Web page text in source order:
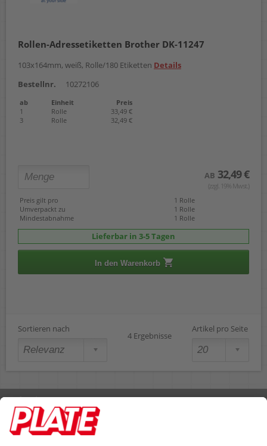
Rollen-Adressetiketten Brother DK-11247
103x164mm, weiß, Rolle/180 Etiketten Details
Bestellnr.
10272106
ab Einheit
Preis
1
Rolle
33,49 €
3
Rolle 32,49 €
AB 32,49 €
(zzgl. 19% Mwst.)
Preis gilt pro
1 Rolle
Umverpackt zu
1 Rolle
Mindestabnahme
1 Rolle
Lieferbar in 3-5 Tagen
In den Warenkorb
Sortieren nach
4 Ergebnisse
Artikel pro Seite
Rufen Sie uns an 04298 401-0
Lieferbedingungen Impressum